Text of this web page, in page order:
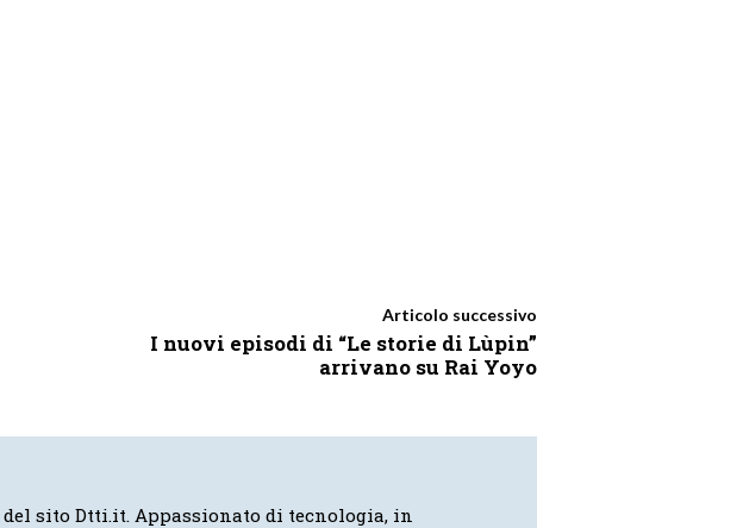
Articolo successivo
I nuovi episodi di “Le storie di Lùpin”
arrivano su Rai Yoyo
sito Dtti.it. Appassionato di tecnologia, in